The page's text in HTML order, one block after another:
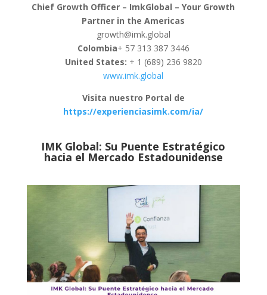
Chief Growth Officer – ImkGlobal – Your Growth
Partner in the Americas
growth@imk.global
Colombia+ 57 313 387 3446
United States: + 1 (689) 236 9820
www.imk.global
Visita nuestro Portal de
https://experienciasimk.com/ia/
IMK Global: Su Puente Estratégico
hacia el Mercado Estadounidense